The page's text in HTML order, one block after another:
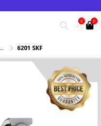
0 0
6201 SKF